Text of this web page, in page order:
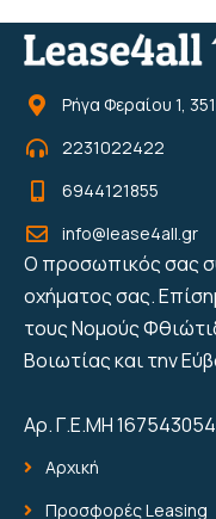
Ρήγα Φεραίου 1,
2231022422
6944121855
info@lease4all.gr
Ο προσωπικός σας
οχήματος σας.
τους Νομούς
Βοιωτίας και την
Αρ. Γ.Ε.ΜΗ
Αρχική
Προσφορές Leasing